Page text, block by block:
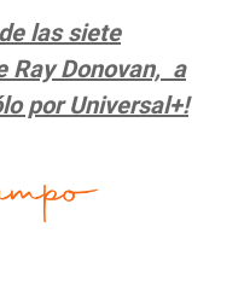
las siete
Ray Donovan, a
por Universal+!